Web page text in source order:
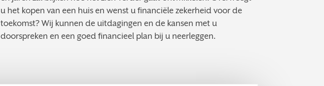
u het kopen van een huis en wenst u financiële zekerheid voor de
toekomst? Wij kunnen de uitdagingen en de kansen met u
doorspreken en een goed financieel plan bij u neerleggen.